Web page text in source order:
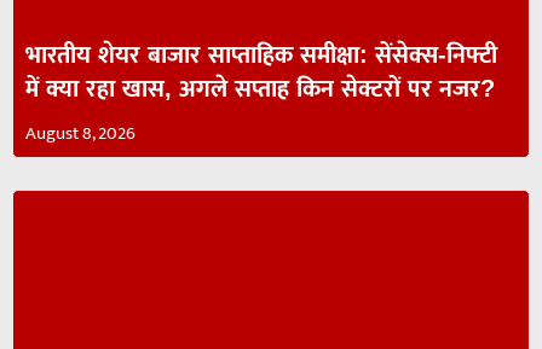
भारतीय शेयर बाजार साप्ताहिक समीक्षा: सेंसेक्स-निफ्टी
में क्या रहा खास, अगले सप्ताह किन सेक्टरों पर नजर?
August 8, 2026